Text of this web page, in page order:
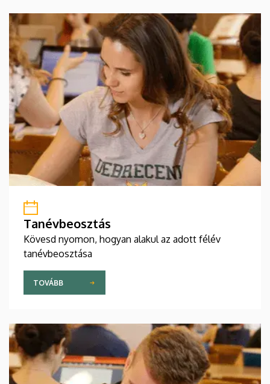
Tanévbeosztás
Kövesd nyomon, hogyan alakul az adott félév
tanévbeosztása
TOVÁBB